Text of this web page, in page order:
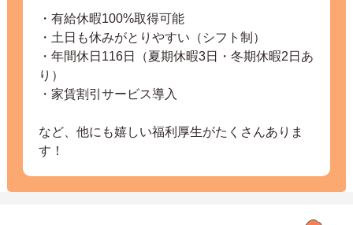
・有給休暇100%取得可能
・土日も休みがとりやすい（シフト制）
・年間休日116日（夏期休暇3日・冬期休暇2日あ
り）
・家賃割引サービス導入
など、他にも嬉しい福利厚生がたくさんありま
す！